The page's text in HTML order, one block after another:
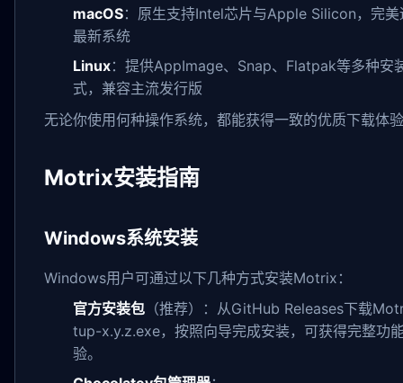
macOS：原生支持Intel芯片与Apple Silicon，完美
最新系统
Linux：提供AppImage、Snap、Flatpak等多种安
式，兼容主流发行版
无论你使用何种操作系统，都能获得一致的优质下载体
Motrix安装指南
Windows系统安装
Windows用户可通过以下几种方式安装Motrix：
官方安装包 （推荐）：从GitHub Releases下载
tup-x.y.z.exe，按照向导完成安装，可获得完整功
验。